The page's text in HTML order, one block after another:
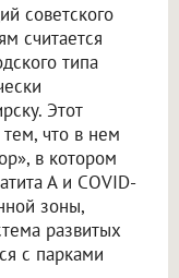
советского
считается
типа
Этот
что в нем
в котором
А и COVID-
зоны,
развитых
с парками